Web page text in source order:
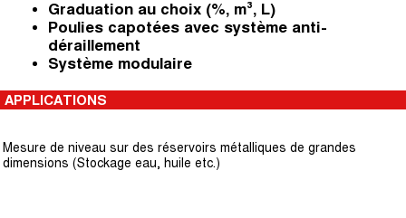
Graduation au choix (%, m³, L)
Poulies capotées avec système anti-
déraillement
Système modulaire
APPLICATIONS
Mesure de niveau sur des réservoirs métalliques de grandes
dimensions (Stockage eau, huile etc.)